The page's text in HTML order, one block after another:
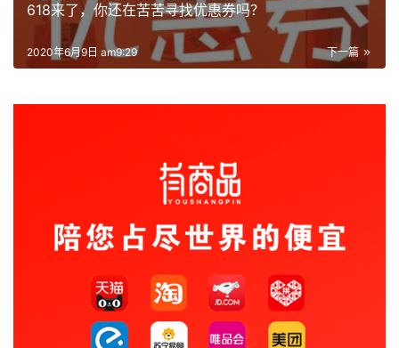
618来了，你还在苦苦寻找优惠券吗？
下一篇
2020年6月9日 am9:29